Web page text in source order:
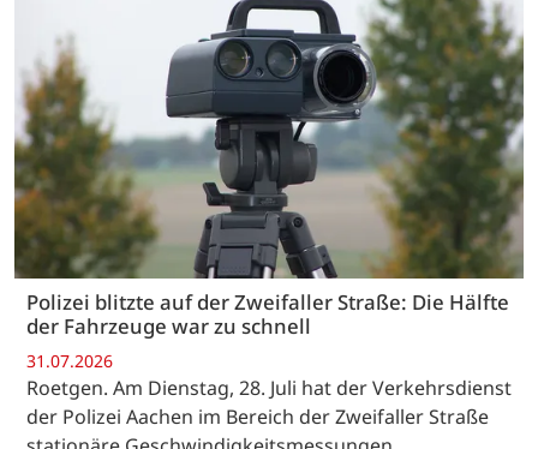
Polizei blitzte auf der Zweifaller Straße: Die Hälfte
der Fahrzeuge war zu schnell
31.07.2026
Roetgen. Am Dienstag, 28. Juli hat der Verkehrsdienst
der Polizei Aachen im Bereich der Zweifaller Straße